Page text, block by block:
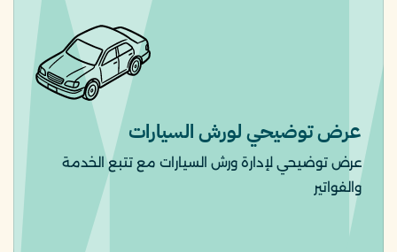
عرض توضيحي لورش السيارات
عرض توضيحي لإدارة ورش السيارات مع تتبع الخدمة
والفواتير